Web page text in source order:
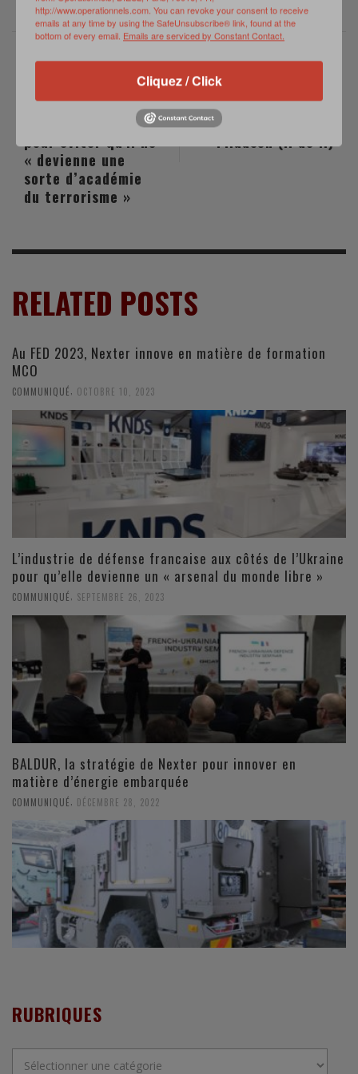
"Brace For Impact"
l'Hudson (II de II)
Florence Parly: la
pour éviter qu'il ne
« devienne une
sorte d’académie
du terrorisme »
RELATED POSTS
Au FED 2023, Nexter innove en matière de formation
MCO
COMMUNIQUÉ OCTOBRE 10, 2023
L’industrie de défense francaise aux côtés de l’Ukraine
pour qu’elle devienne un « arsenal du monde libre »
COMMUNIQUÉ SEPTEMBRE 26, 2023
BALDUR, la stratégie de Nexter pour innover en
matière d’énergie embarquée
COMMUNIQUÉ DÉCEMBRE 28, 2022
RUBRIQUES
http://www.operationnels.com. You can revoke your consent to receive
emails at any time by using the SafeUnsubscribe® link, found at the
bottom of every email. Emails are serviced by Constant Contact.
Cliquez / Click